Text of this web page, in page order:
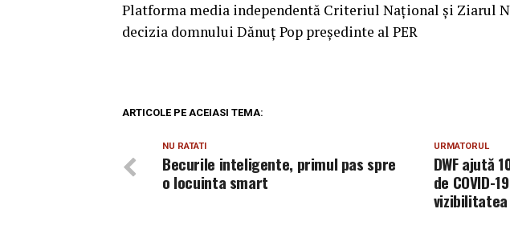
Platforma media independentă Criteriul Național și Ziarul
decizia domnului Dănuț Pop președinte al PER
ARTICOLE PE ACEIASI TEMA:
URMATORUL
DWF ajută
de COVID-
vizibilitatea
NU RATATI
Becurile inteligente, primul pas spre
o locuinta smart